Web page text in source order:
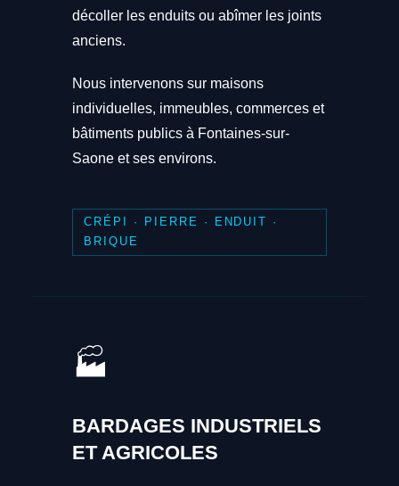
décoller les enduits ou abîmer les joints
anciens.
Nous intervenons sur maisons
individuelles, immeubles, commerces et
bâtiments publics à Fontaines-sur-
Saone et ses environs.
CRÉPI · PIERRE · ENDUIT ·
BRIQUE
🏭
BARDAGES INDUSTRIELS
ET AGRICOLES